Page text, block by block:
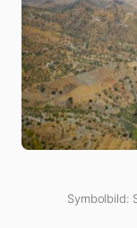
Symbolbild: